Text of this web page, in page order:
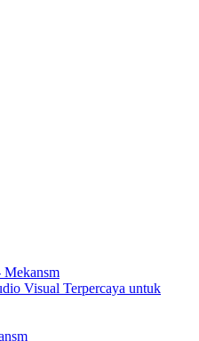
Visual Terpercaya untuk